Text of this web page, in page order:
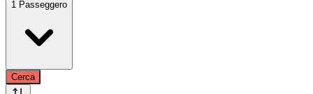
1 Passeggero
Cerca